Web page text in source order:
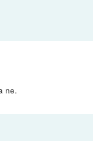
ne.